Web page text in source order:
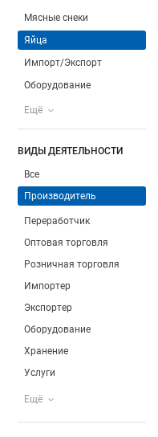
Мясные снеки
Яйца
Импорт/Экспорт
Оборудование
Ещё
ВИДЫ ДЕЯТЕЛЬНОСТИ
Все
Производитель
Переработчик
Оптовая торговля
Розничная торговля
Импортер
Экспортер
Оборудование
Хранение
Услуги
Ещё